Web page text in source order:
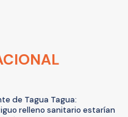
de Tagua Tagua:
relleno sanitario estarían